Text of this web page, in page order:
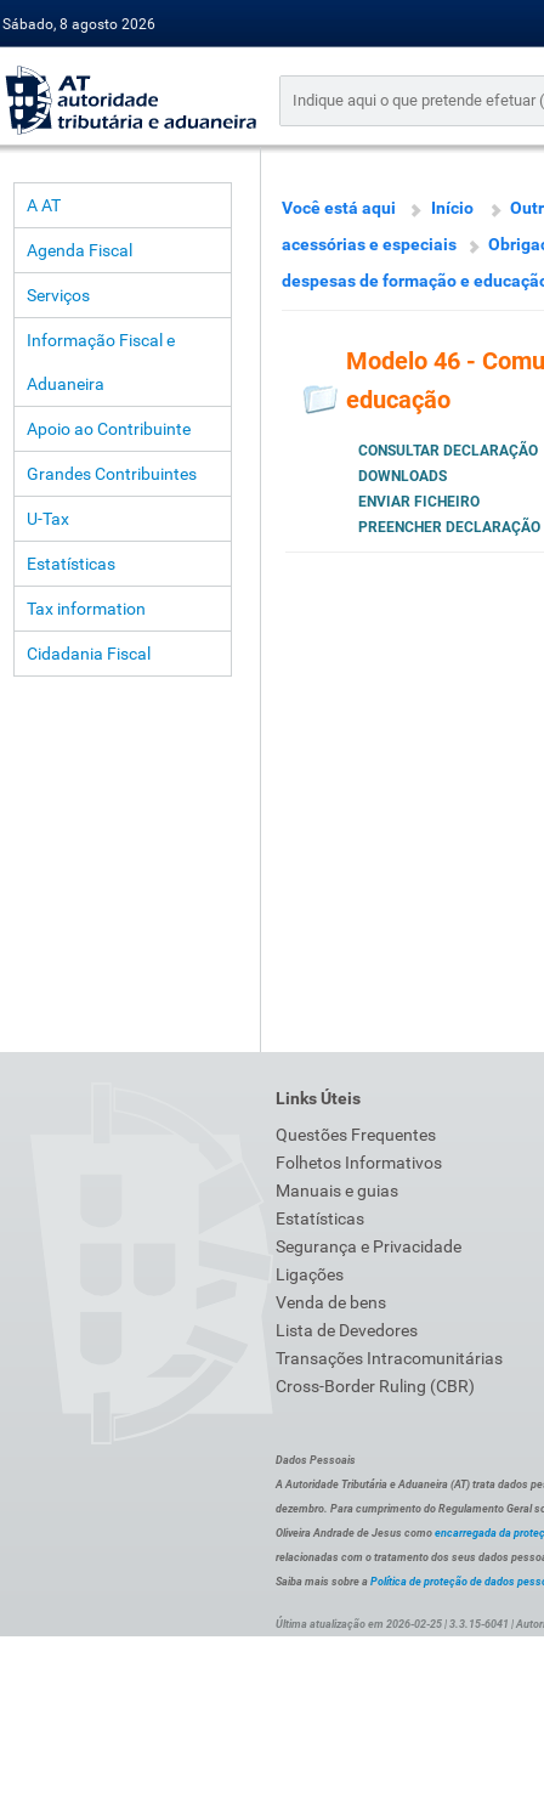
Sábado, 8 agosto 2026
A AT
Agenda Fiscal
Serviços
Informação Fiscal e
Aduaneira
Apoio ao Contribuinte
Grandes Contribuintes
U-Tax
Estatísticas
Tax information
Cidadania Fiscal
Você está aqui Início
acessórias e especiais
despesas de formação e
Modelo 46 -
educação
CONSULTAR DECLARAÇÃO
DOWNLOADS
ENVIAR FICHEIRO
PREENCHER DECLARAÇÃO
Links Úteis
Questões Frequentes
Folhetos Informativos
Manuais e guias
Estatísticas
Segurança e Privacidade
Ligações
Venda de bens
Lista de Devedores
Transações Intracomunitárias
Cross-Border Ruling (CBR)
Dados Pessoais
A Autoridade Tributária e Aduaneira (AT) trata dados
dezembro. Para cumprimento do Regulamento Geral
Oliveira Andrade de Jesus como encarregada da
relacionadas com o tratamento dos seus dados
Saiba mais sobre a Política de proteção de dados
Última atualização em 2026-02-25 | 3.3.15-6041 |